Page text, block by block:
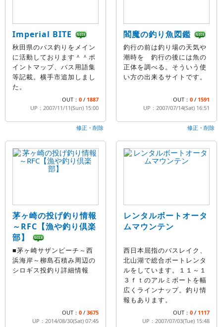
Imperial BITE
秋田県のバス釣りをメイン
に活動しております＾＾ポ
イントマップ、バス用語集
等記載。横手市追加しまし
た。
OUT： 0 / 1887
UP：2007/11/11(Sun) 15:00
修正・削除
閻魔の釣り魚図鑑
釣行の前は釣り場の天気や
潮時を 釣行の後には魚の
正体を調べる。そういう使
い方の出来るサイトです。
OUT： 0 / 1591
UP：2007/07/14(Sat) 16:51
修正・削除
茅ヶ崎の投げ釣り情報
～RFC【漁や釣り倶楽
部】
■茅ヶ崎サザンビーチ～西
浜海岸～柳島石積み周辺の
シロギス投釣り詳細情報
OUT： 0 / 3675
UP：2014/08/30(Sat) 07:45
レンタルボートオータ
ムマウンテン
西日本屈指のバスレイク、
北山湖で総合ボートレンタ
ルをしています。１１～１
３ｆｔのアルミボートを幅
広くラインナップ。釣り情
報もあります。
OUT： 0 / 1117
UP：2007/07/03(Tue) 15:48